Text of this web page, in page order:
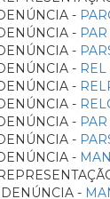
-
-
-
-
-
-
-
-
-
-